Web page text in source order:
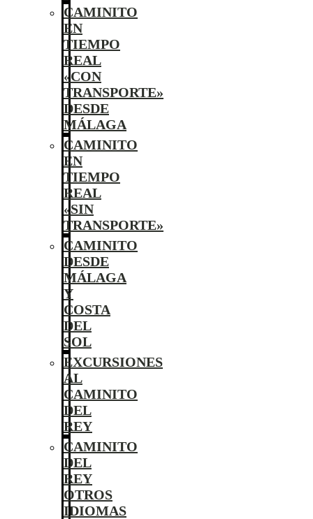
CAMINITO
EN
TIEMPO
REAL
«CON
TRANSPORTE»
DESDE
MÁLAGA
CAMINITO
EN
TIEMPO
REAL
«SIN
TRANSPORTE»
CAMINITO
DESDE
MÁLAGA
Y
COSTA
DEL
SOL
EXCURSIONES
AL
CAMINITO
DEL
REY
CAMINITO
DEL
REY
OTROS
IDIOMAS